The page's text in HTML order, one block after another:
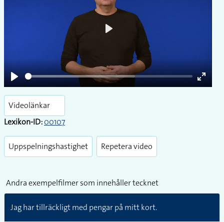
Play
Enter
Videolänkar
Lexikon-ID:00107
Uppspelningshastighet Repetera video
Andra exempelfilmer som innehåller tecknet
Jag har tillräckligt med pengar på mitt kort.